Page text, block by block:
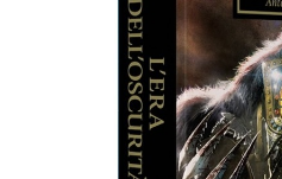
Giochi di Carte Collezionabili